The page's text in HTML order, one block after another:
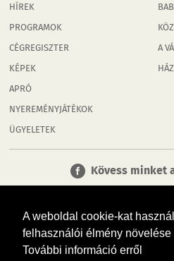
A weboldal cookie-kat
felhasználói élmény növelése
További információ erről
HÍREK
PROGRAMOK
CÉGREGISZTER
KÉPEK
APRÓ
NYEREMÉNYJÁTÉKOK
ÜGYELETEK
A
Kövess minket
Tudj meg többet városodról!